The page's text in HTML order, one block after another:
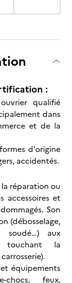
:
qualifié
dans
et de la
d'origine
accidentés.
la réparation ou
accessoires et
Son
(débosselage,
soudé…) aux
touchant la
équipements
chocs, feux,